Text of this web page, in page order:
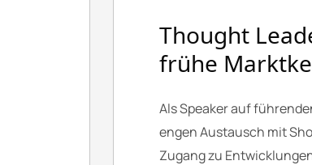
Thought
frühe
Als Speaker auf
engen Austausch mit
Zugang zu